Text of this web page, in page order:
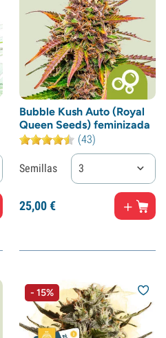
Bubble Kush Auto (Royal
Queen Seeds) feminizada
(43)
Semillas 3
25,00€
- 15%